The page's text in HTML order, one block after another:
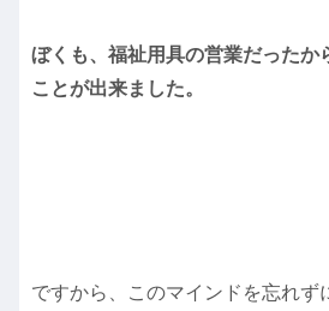
ぼくも、福祉用具の営業だったか
ことが出来ました。
ですから、このマインドを忘れず